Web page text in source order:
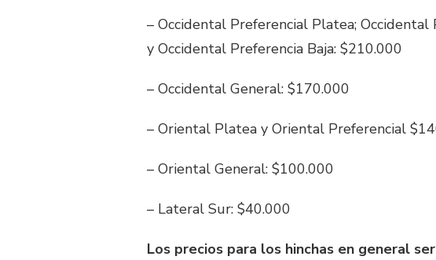
– Occidental Preferencial Platea;
y Occidental Preferencia Baja: $210.000
– Occidental General: $170.000
– Oriental Platea y Oriental Preferencial
– Oriental General: $100.000
– Lateral Sur: $40.000
Los precios para los hinchas en general